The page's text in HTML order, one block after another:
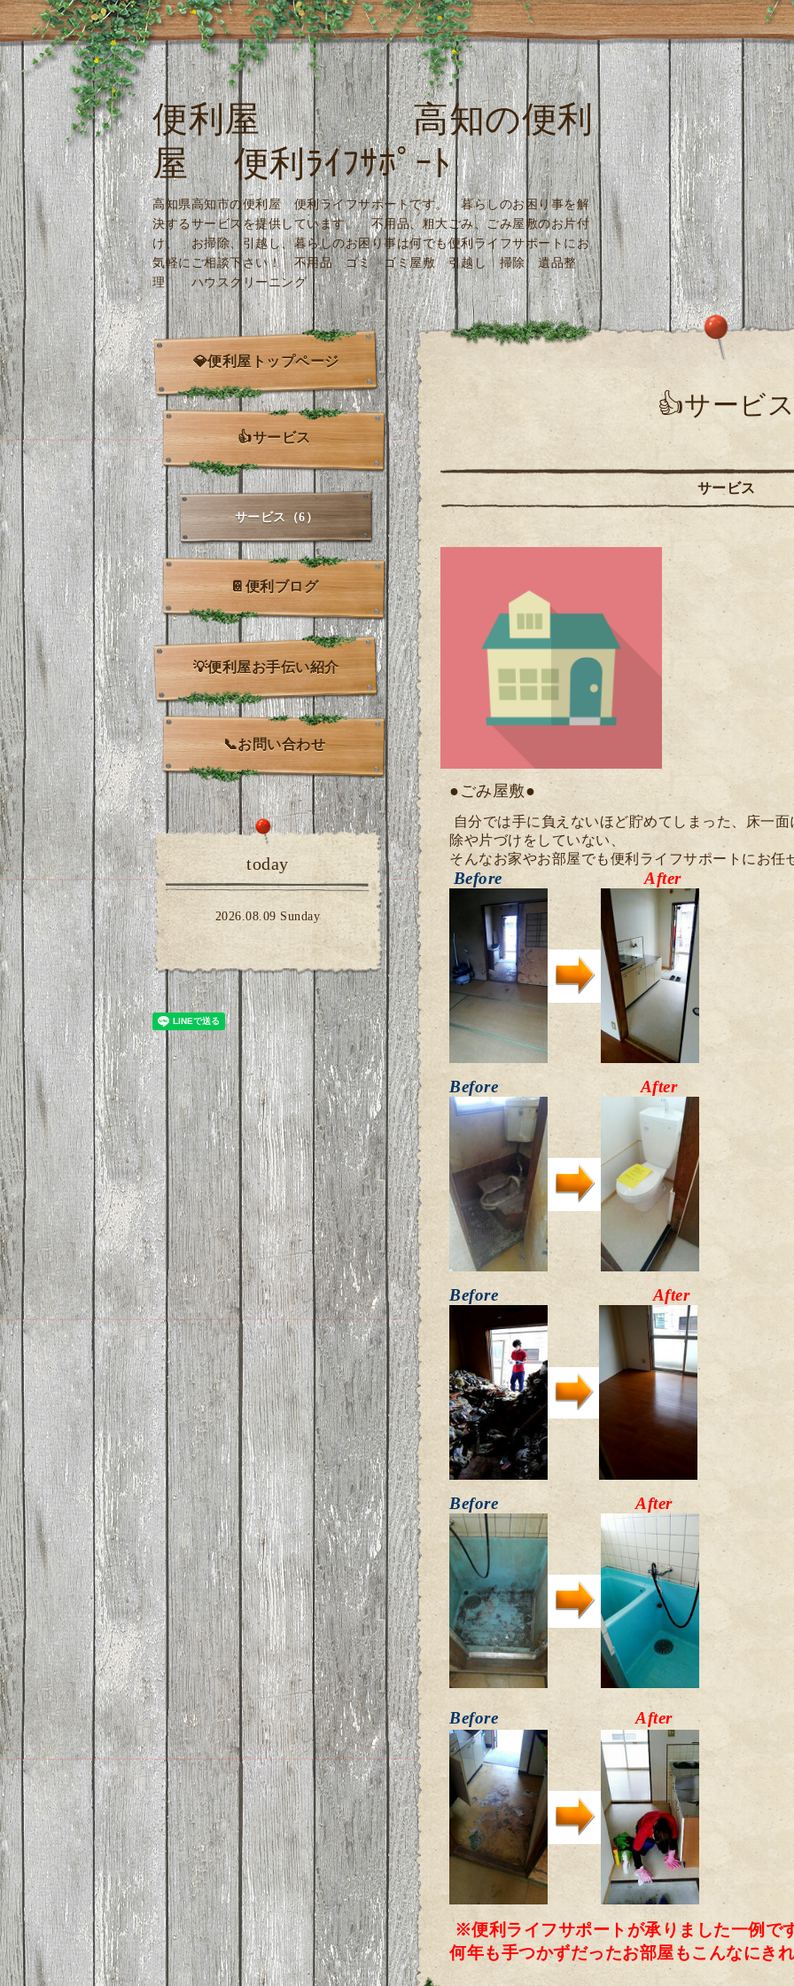
便利屋 高知の便利
屋 便利ﾗｲﾌｻﾎﾟｰﾄ
高知県高知市の便利屋 便利ライフサポートです。 暮らしのお困り事を解
決するサービスを提供しています。 不用品、粗大ごみ、ごみ屋敷のお片付
け、 お掃除、引越し、暮らしのお困り事は何でも便利ライフサポートにお
気軽にご相談下さい！ 不用品 ゴミ ゴミ屋敷 引越し 掃除 遺品整
理 ハウスクリーニング
👍サービ
サービス
●ごみ屋敷●
自分では手に負えないほど貯めてしまった、床一
除や片づけをしていない、
そんなお家やお部屋でも便利ライフサポートにお任
Before After
Before After
Before After
Before After
Before After
※便利ライフサポートが承りました一例で
何年も手つかずだったお部屋もこんなにき
💎便利屋トップページ
👍サービス
サービス（6）
📔便利ブログ
💡便利屋お手伝い紹介
📞お問い合わせ
today
2026.08.09 Sunday